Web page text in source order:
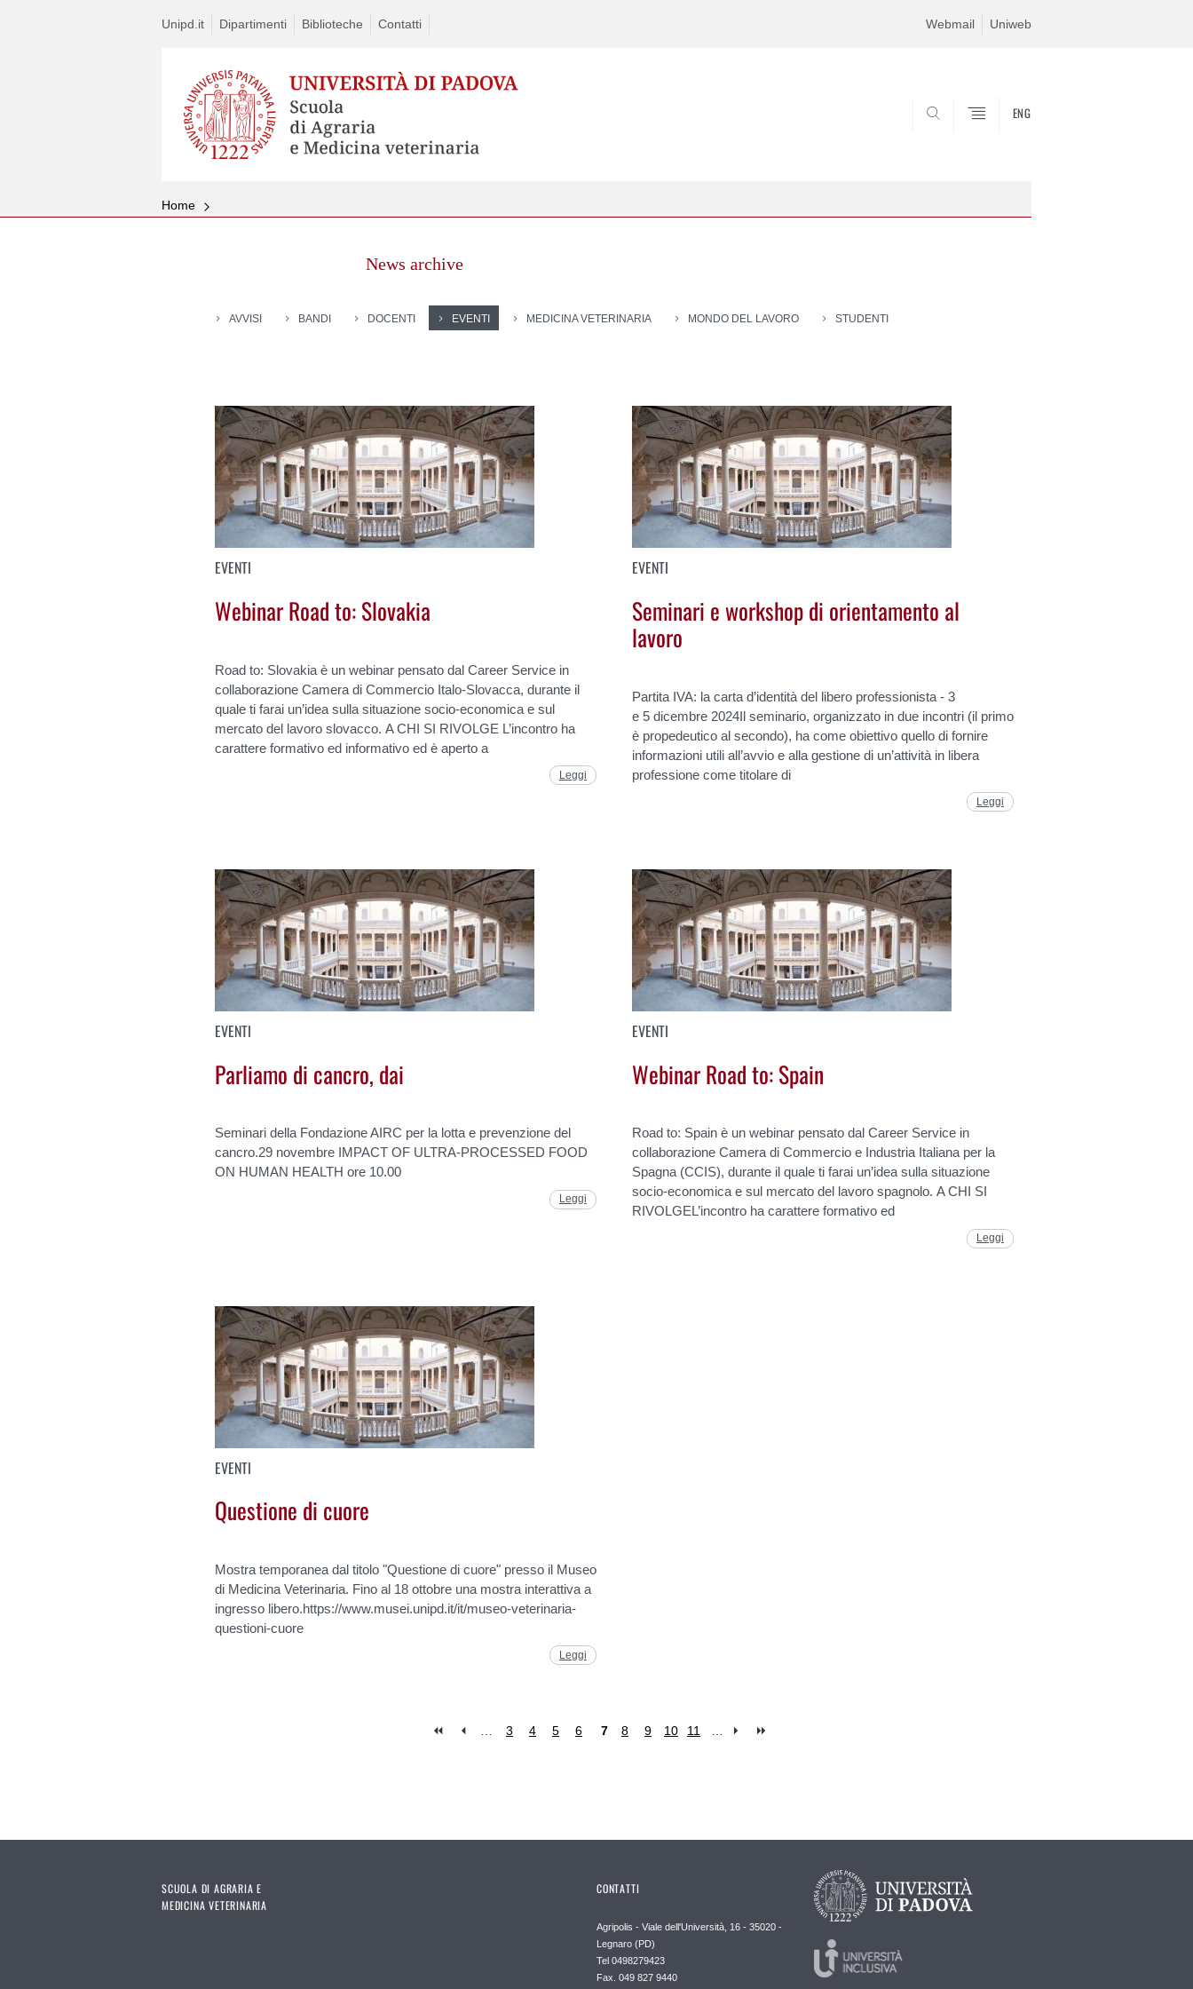
Unipd.it Dipartimenti Biblioteche Contatti Webmail Uniweb
ENG
Home
News archive
AVVISI BANDI DOCENTI EVENTI MEDICINA VETERINARIA MONDO DEL LAVORO STUDENTI
EVENTI
Webinar Road to: Slovakia
Road to: Slovakia è un webinar pensato dal Career Service in
collaborazione Camera di Commercio Italo-Slovacca, durante il
quale ti farai un’idea sulla situazione socio-economica e sul
mercato del lavoro slovacco. A CHI SI RIVOLGE L’incontro ha
carattere formativo ed informativo ed è aperto a
Leggi
EVENTI
Seminari e workshop di orientamento al
lavoro
Partita IVA: la carta d’identità del libero professionista - 3
e 5 dicembre 2024Il seminario, organizzato in due incontri (il primo
è propedeutico al secondo), ha come obiettivo quello di fornire
informazioni utili all’avvio e alla gestione di un’attività in libera
professione come titolare di
Leggi
EVENTI
Parliamo di cancro, dai
Seminari della Fondazione AIRC per la lotta e prevenzione del
cancro.29 novembre IMPACT OF ULTRA-PROCESSED FOOD
ON HUMAN HEALTH ore 10.00
Leggi
EVENTI
Webinar Road to: Spain
Road to: Spain è un webinar pensato dal Career Service in
collaborazione Camera di Commercio e Industria Italiana per la
Spagna (CCIS), durante il quale ti farai un’idea sulla situazione
socio-economica e sul mercato del lavoro spagnolo. A CHI SI
RIVOLGEL’incontro ha carattere formativo ed
Leggi
EVENTI
Questione di cuore
Mostra temporanea dal titolo "Questione di cuore" presso il Museo
di Medicina Veterinaria. Fino al 18 ottobre una mostra interattiva a
ingresso libero.https://www.musei.unipd.it/it/museo-veterinaria-
questioni-cuore
Leggi
… 3 4 5 6 7 8 9 10 11 …
SCUOLA DI AGRARIA E
MEDICINA VETERINARIA
CONTATTI
Agripolis - Viale dell'Università, 16 - 35020 -
Legnaro (PD)
Tel 0498279423
Fax. 049 827 9440